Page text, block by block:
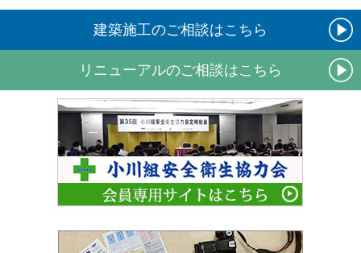
建築施工のご相談はこちら
リニューアルのご相談はこちら